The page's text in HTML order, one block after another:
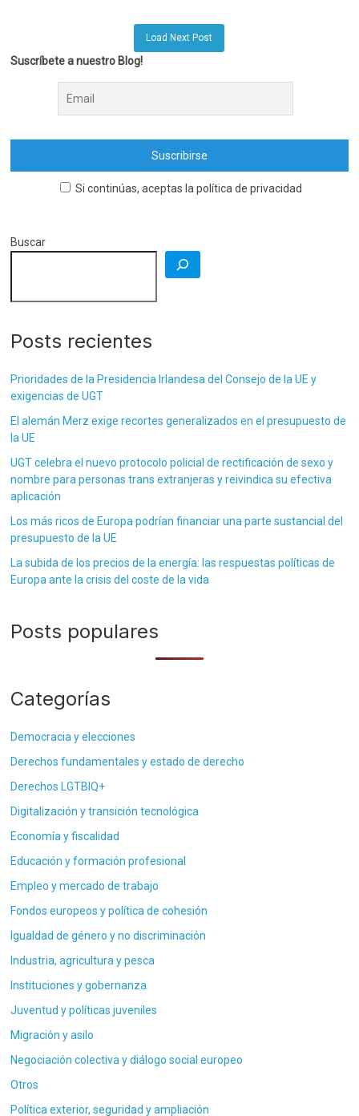
Load Next Post
Suscríbete a nuestro Blog!
Si continúas, aceptas la política de privacidad
Buscar
Posts recientes
Prioridades de la Presidencia Irlandesa del Consejo de la UE y
exigencias de UGT
El alemán Merz exige recortes generalizados en el presupuesto de
la UE
UGT celebra el nuevo protocolo policial de rectificación de sexo y
nombre para personas trans extranjeras y reivindica su efectiva
aplicación
Los más ricos de Europa podrían financiar una parte sustancial del
presupuesto de la UE
La subida de los precios de la energía: las respuestas políticas de
Europa ante la crisis del coste de la vida
Posts populares
Categorías
Democracia y elecciones
Derechos fundamentales y estado de derecho
Derechos LGTBIQ+
Digitalización y transición tecnológica
Economía y fiscalidad
Educación y formación profesional
Empleo y mercado de trabajo
Fondos europeos y política de cohesión
Igualdad de género y no discriminación
Industria, agricultura y pesca
Instituciones y gobernanza
Juventud y políticas juveniles
Migración y asilo
Negociación colectiva y diálogo social europeo
Otros
Política exterior, seguridad y ampliación